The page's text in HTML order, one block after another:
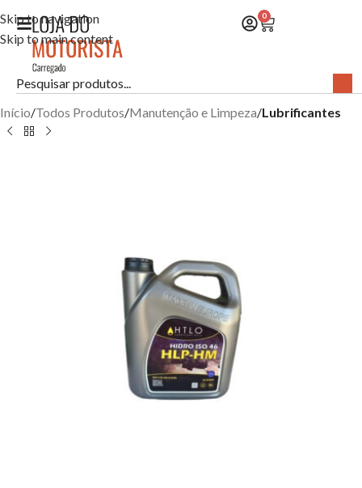
Skip to navigation
Skip to main content
0
Início Todos Produtos Manutenção e Limpeza Lubrificantes